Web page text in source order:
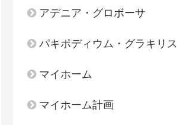
アデニア・グロボーサ
パキポディウム・グラキリス
マイホーム
マイホーム計画